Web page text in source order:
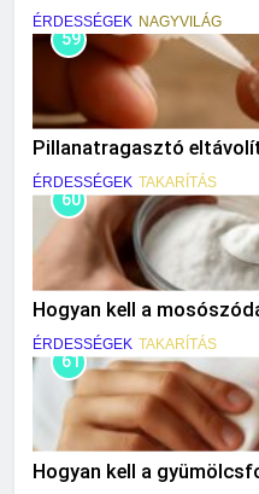
ÉRDESSÉGEK NAGYVILÁG
59
Pillanatragasztó
ÉRDESSÉGEK TAKARÍTÁS
60
Hogyan kell a
ÉRDESSÉGEK TAKARÍTÁS
61
Hogyan kell a